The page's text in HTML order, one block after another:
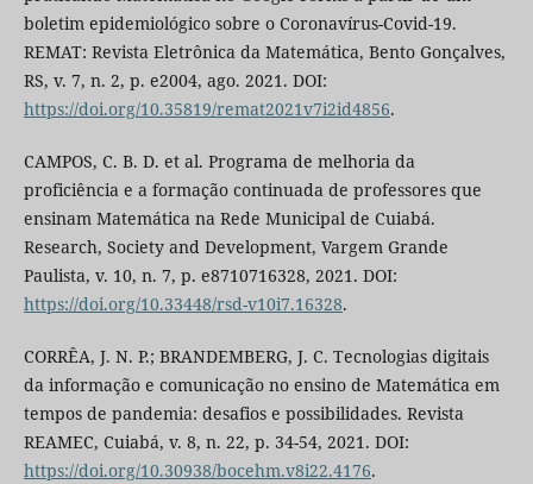
boletim epidemiológico sobre o Coronavírus-Covid-19.
REMAT: Revista Eletrônica da Matemática, Bento Gonçalves,
RS, v. 7, n. 2, p. e2004, ago. 2021. DOI:
https://doi.org/10.35819/remat2021v7i2id4856.
CAMPOS, C. B. D. et al. Programa de melhoria da
proficiência e a formação continuada de professores que
ensinam Matemática na Rede Municipal de Cuiabá.
Research, Society and Development, Vargem Grande
Paulista, v. 10, n. 7, p. e8710716328, 2021. DOI:
https://doi.org/10.33448/rsd-v10i7.16328.
CORRÊA, J. N. P.; BRANDEMBERG, J. C. Tecnologias digitais
da informação e comunicação no ensino de Matemática em
tempos de pandemia: desafios e possibilidades. Revista
REAMEC, Cuiabá, v. 8, n. 22, p. 34-54, 2021. DOI:
https://doi.org/10.30938/bocehm.v8i22.4176.